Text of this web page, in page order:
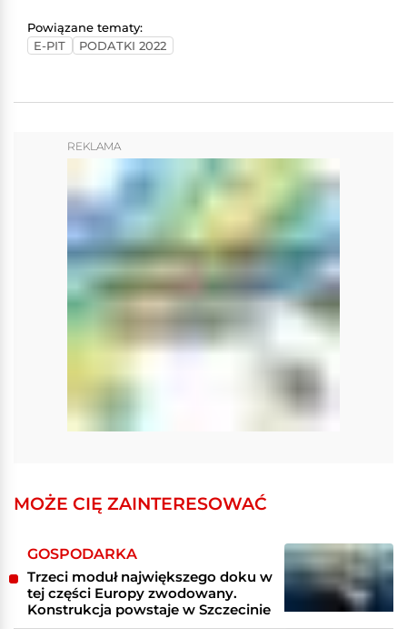
Powiązane tematy:
E-PIT
PODATKI 2022
REKLAMA
MOŻE CIĘ ZAINTERESOWAĆ
GOSPODARKA
Trzeci moduł największego doku w
tej części Europy zwodowany.
Konstrukcja powstaje w Szczecinie